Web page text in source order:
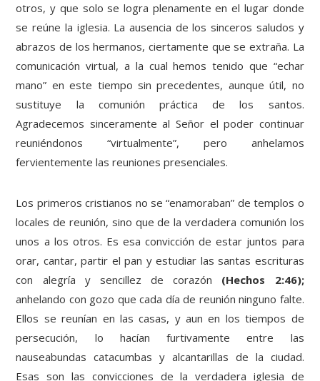
otros, y que solo se logra plenamente en el lugar donde
se reúne la iglesia. La ausencia de los sinceros saludos y
abrazos de los hermanos, ciertamente que se extraña. La
comunicación virtual, a la cual hemos tenido que “echar
mano” en este tiempo sin precedentes, aunque útil, no
sustituye la comunión práctica de los santos.
Agradecemos sinceramente al Señor el poder continuar
reuniéndonos “virtualmente”, pero anhelamos
fervientemente las reuniones presenciales.
Los primeros cristianos no se “enamoraban” de templos o
locales de reunión, sino que de la verdadera comunión los
unos a los otros. Es esa convicción de estar juntos para
orar, cantar, partir el pan y estudiar las santas escrituras
con alegría y sencillez de corazón (Hechos 2:46);
anhelando con gozo que cada día de reunión ninguno falte.
Ellos se reunían en las casas, y aun en los tiempos de
persecución, lo hacían furtivamente entre las
nauseabundas catacumbas y alcantarillas de la ciudad.
Esas son las convicciones de la verdadera iglesia de